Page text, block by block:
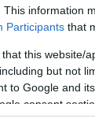
This information
Participants that
that this website/
but not
to Google and
consent